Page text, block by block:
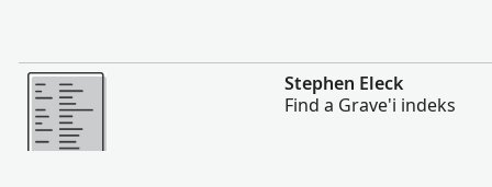
Rohkem
Stephen Eleck
Find a Grave'i indeks